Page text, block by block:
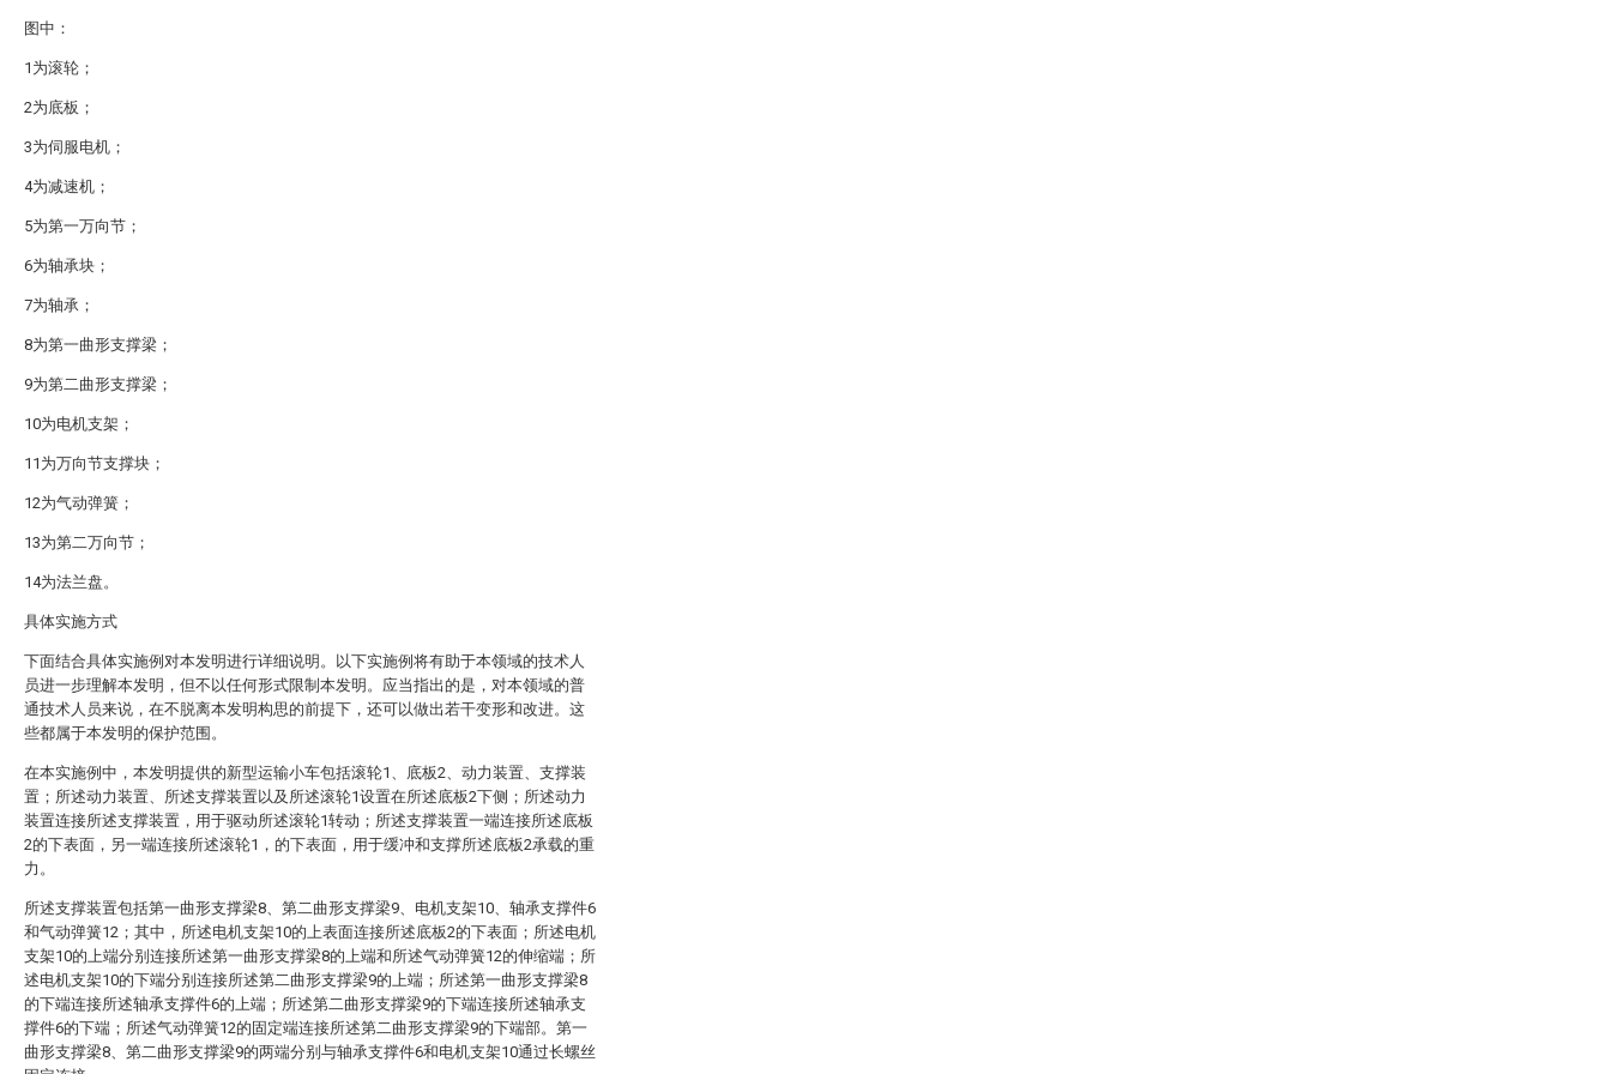
图中：
1为滚轮；
2为底板；
3为伺服电机；
4为减速机；
5为第一万向节；
6为轴承块；
7为轴承；
8为第一曲形支撑梁；
9为第二曲形支撑梁；
10为电机支架；
11为万向节支撑块；
12为气动弹簧；
13为第二万向节；
14为法兰盘。
具体实施方式
下面结合具体实施例对本发明进行详细说明。以下实施例将有助于本领域的技术人
员进一步理解本发明，但不以任何形式限制本发明。应当指出的是，对本领域的普
通技术人员来说，在不脱离本发明构思的前提下，还可以做出若干变形和改进。这
些都属于本发明的保护范围。
在本实施例中，本发明提供的新型运输小车包括滚轮1、底板2、动力装置、支撑装
置；所述动力装置、所述支撑装置以及所述滚轮1设置在所述底板2下侧；所述动力
装置连接所述支撑装置，用于驱动所述滚轮1转动；所述支撑装置一端连接所述底板
2的下表面，另一端连接所述滚轮1，的下表面，用于缓冲和支撑所述底板2承载的重
力。
所述支撑装置包括第一曲形支撑梁8、第二曲形支撑梁9、电机支架10、轴承支撑件6
和气动弹簧12；其中，所述电机支架10的上表面连接所述底板2的下表面；所述电机
支架10的上端分别连接所述第一曲形支撑梁8的上端和所述气动弹簧12的伸缩端；所
述电机支架10的下端分别连接所述第二曲形支撑梁9的上端；所述第一曲形支撑梁8
的下端连接所述轴承支撑件6的上端；所述第二曲形支撑梁9的下端连接所述轴承支
撑件6的下端；所述气动弹簧12的固定端连接所述第二曲形支撑梁9的下端部。第一
曲形支撑梁8、第二曲形支撑梁9的两端分别与轴承支撑件6和电机支架10通过长螺丝